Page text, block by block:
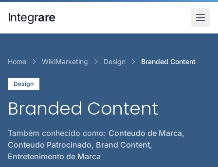
Integrare
Home WikiMarketing Design Branded Content
Design
Branded Content
Também conhecido como: Conteudo de Marca,
Conteudo Patrocinado, Brand Content,
Entretenimento de Marca